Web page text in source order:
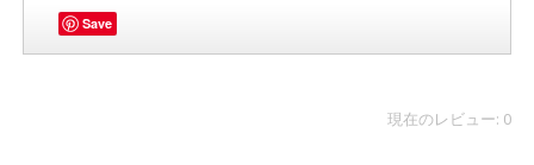
Save
現在のレビュー: 0